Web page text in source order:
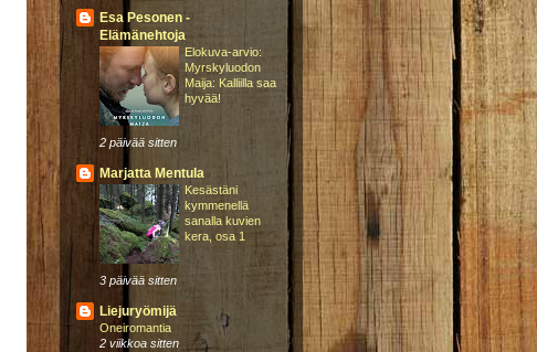
Esa Pesonen -
Elämänehtoja
Elokuva-arvio:
Myrskyluodon
Maija: Kalliilla saa
hyvää!
2 päivää sitten
Marjatta Mentula
Kesästäni
kymmenellä
sanalla kuvien
kera, osa 1
3 päivää sitten
Liejuryömijä
Oneiromantia
2 viikkoa sitten